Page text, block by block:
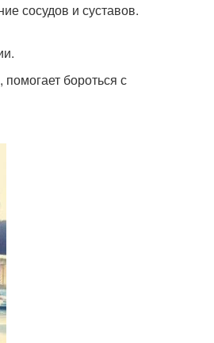
сосудов и суставов.
бороться с